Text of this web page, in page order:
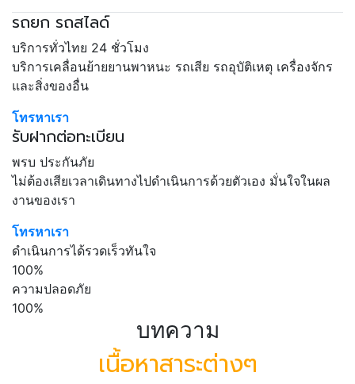
รถยก รถสไลด์
บริการทั่วไทย 24 ชั่วโมง
บริการเคลื่อนย้ายยานพาหนะ รถเสีย รถอุบัติเหตุ เครื่องจักร
และสิ่งของอื่น
โทรหาเรา
รับฝากต่อทะเบียน
พรบ ประกันภัย
ไม่ต้องเสียเวลาเดินทางไปดำเนินการด้วยตัวเอง มั่นใจในผล
งานของเรา
โทรหาเรา
ดำเนินการได้รวดเร็วทันใจ
100%
ความปลอดภัย
100%
บทความ
เนื้อหาสาระต่างๆ